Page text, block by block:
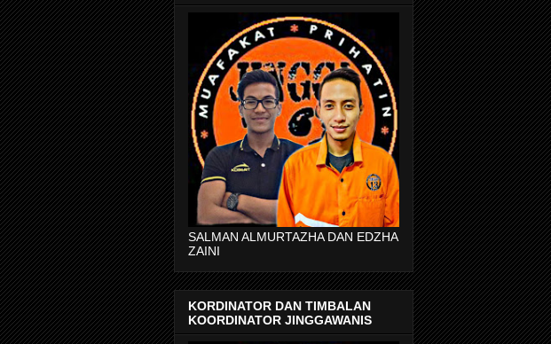
SALMAN ALMURTAZHA DAN EDZHA
ZAINI
KORDINATOR DAN TIMBALAN
KOORDINATOR JINGGAWANIS